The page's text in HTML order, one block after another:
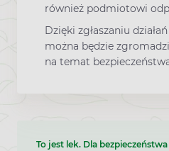
również podmiotowi
Dzięki zgłaszaniu
można będzie
na temat
To jest lek. Dla